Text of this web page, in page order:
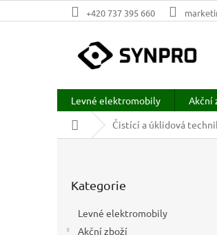
na
+420 737 395 660
Levné elektromobily Akční
Domů
Čistící a úklidová
kategorie
Kategorie
Levné elektromobily
Akční zboží